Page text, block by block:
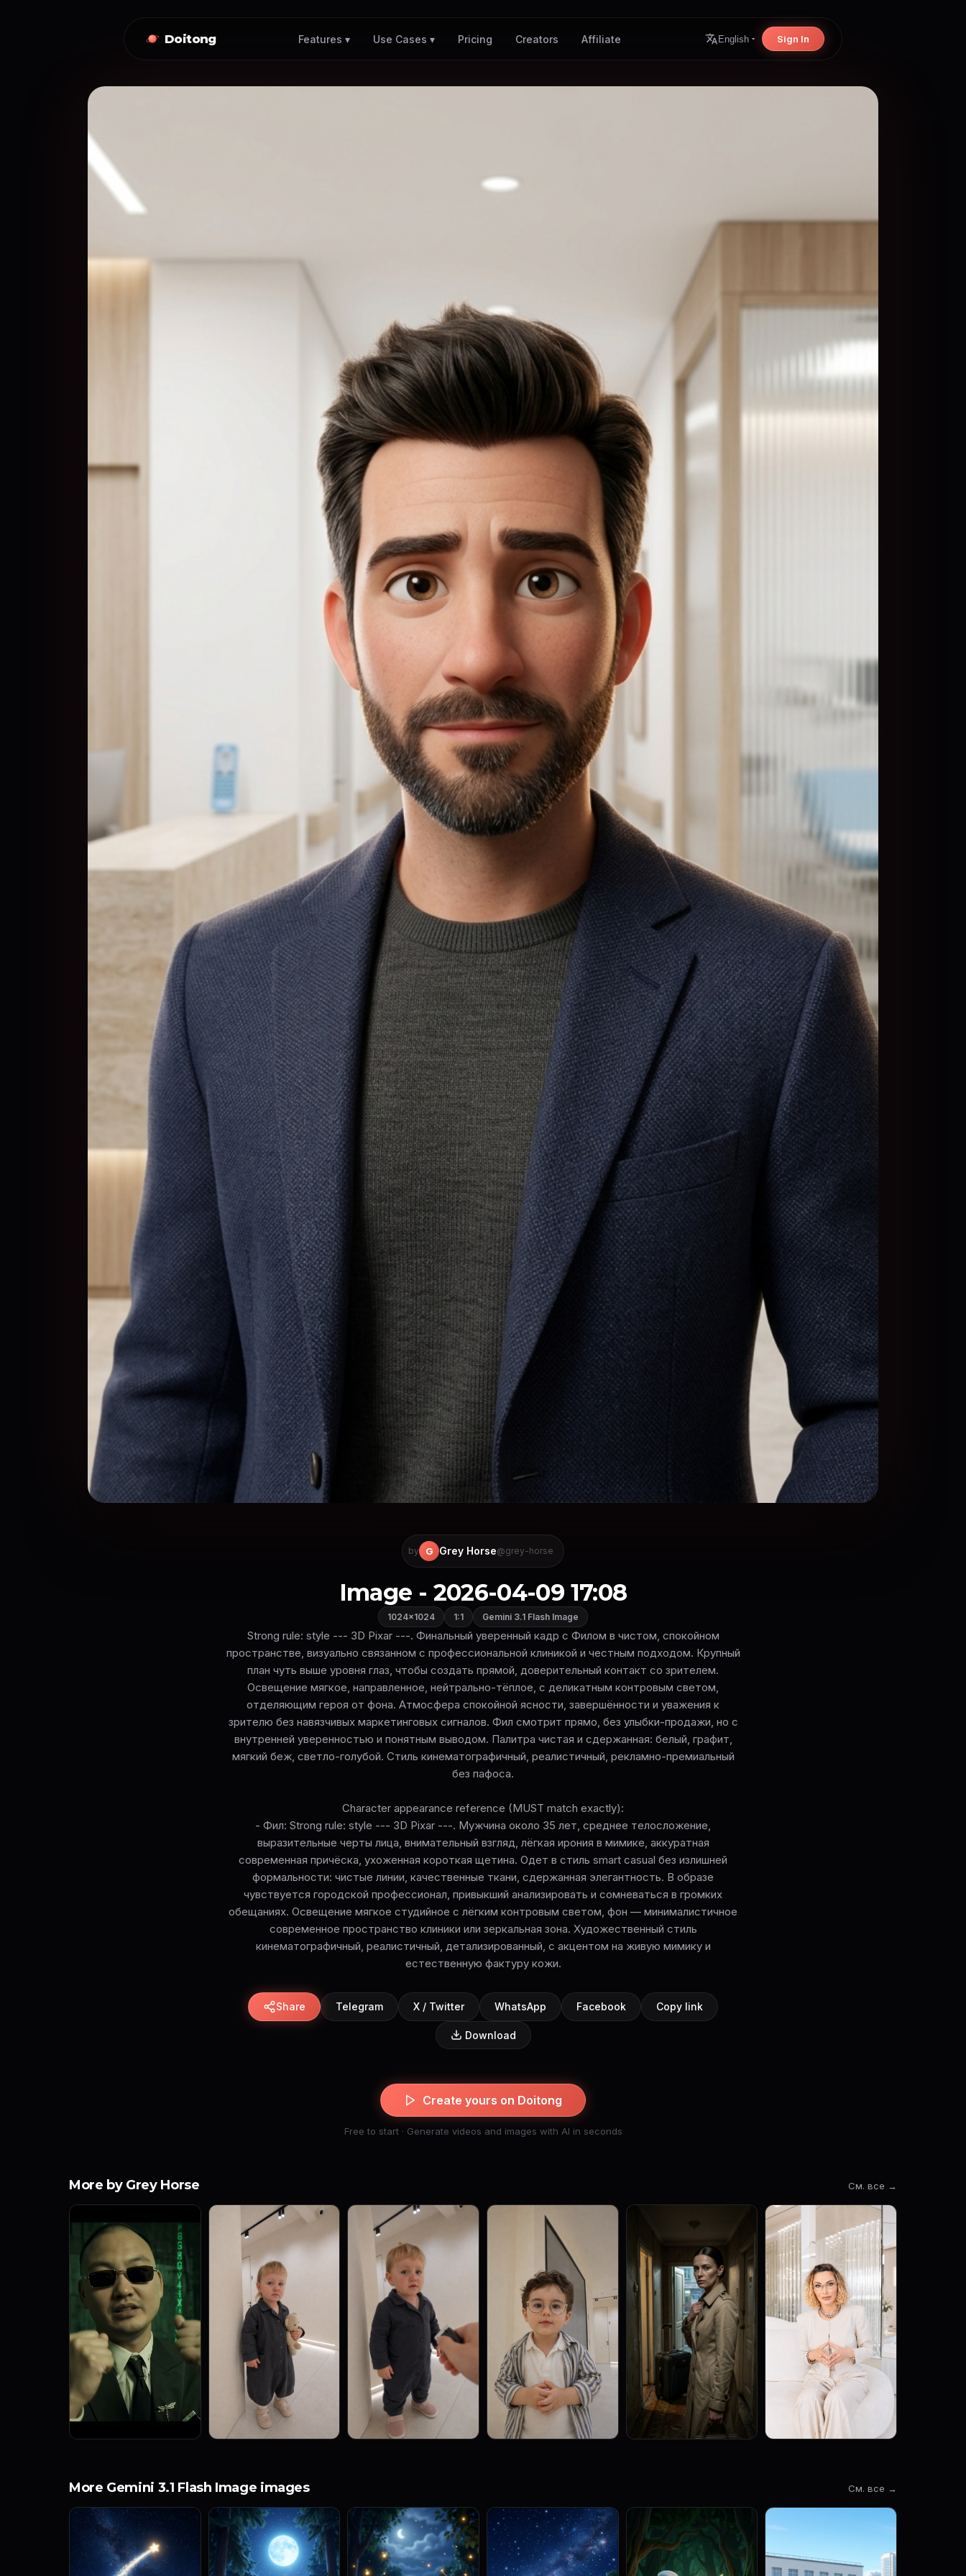
Doitong Features ▾ Use Cases ▾ Pricing Creators Affiliate English Sign In
by G Grey Horse@grey-horse
Image - 2026-04-09 17:08
1024×1024 1:1 Gemini 3.1 Flash Image
Strong rule: style --- 3D Pixar ---. Финальный уверенный кадр с Филом в чистом, спокойном
пространстве, визуально связанном с профессиональной клиникой и честным подходом. Крупный
план чуть выше уровня глаз, чтобы создать прямой, доверительный контакт со зрителем.
Освещение мягкое, направленное, нейтрально-тёплое, с деликатным контровым светом,
отделяющим героя от фона. Атмосфера спокойной ясности, завершённости и уважения к
зрителю без навязчивых маркетинговых сигналов. Фил смотрит прямо, без улыбки-продажи, но с
внутренней уверенностью и понятным выводом. Палитра чистая и сдержанная: белый, графит,
мягкий беж, светло-голубой. Стиль кинематографичный, реалистичный, рекламно-премиальный
без пафоса.
Character appearance reference (MUST match exactly):
- Фил: Strong rule: style --- 3D Pixar ---. Мужчина около 35 лет, среднее телосложение,
выразительные черты лица, внимательный взгляд, лёгкая ирония в мимике, аккуратная
современная причёска, ухоженная короткая щетина. Одет в стиль smart casual без излишней
формальности: чистые линии, качественные ткани, сдержанная элегантность. В образе
чувствуется городской профессионал, привыкший анализировать и сомневаться в громких
обещаниях. Освещение мягкое студийное с лёгким контровым светом, фон — минималистичное
современное пространство клиники или зеркальная зона. Художественный стиль
кинематографичный, реалистичный, детализированный, с акцентом на живую мимику и
естественную фактуру кожи.
Share Telegram X / Twitter WhatsApp Facebook Copy link
Download
Create yours on Doitong
Free to start · Generate videos and images with AI in seconds
More by Grey Horse См. все →
More Gemini 3.1 Flash Image images См. все →